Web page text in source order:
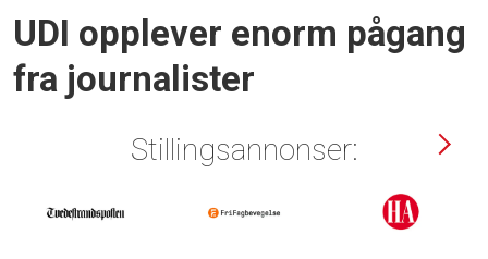
UDI opplever enorm pågang
fra journalister
Stillingsannonser: